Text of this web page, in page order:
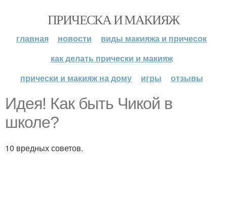
ПРИЧЕСКА И МАКИЯЖ
главная новости
виды макияжа и причесок
как делать прически и макияж
прически и макияж на дому
игры отзывы
Идея! Как быть Чикой в
школе?
10 вредных советов.